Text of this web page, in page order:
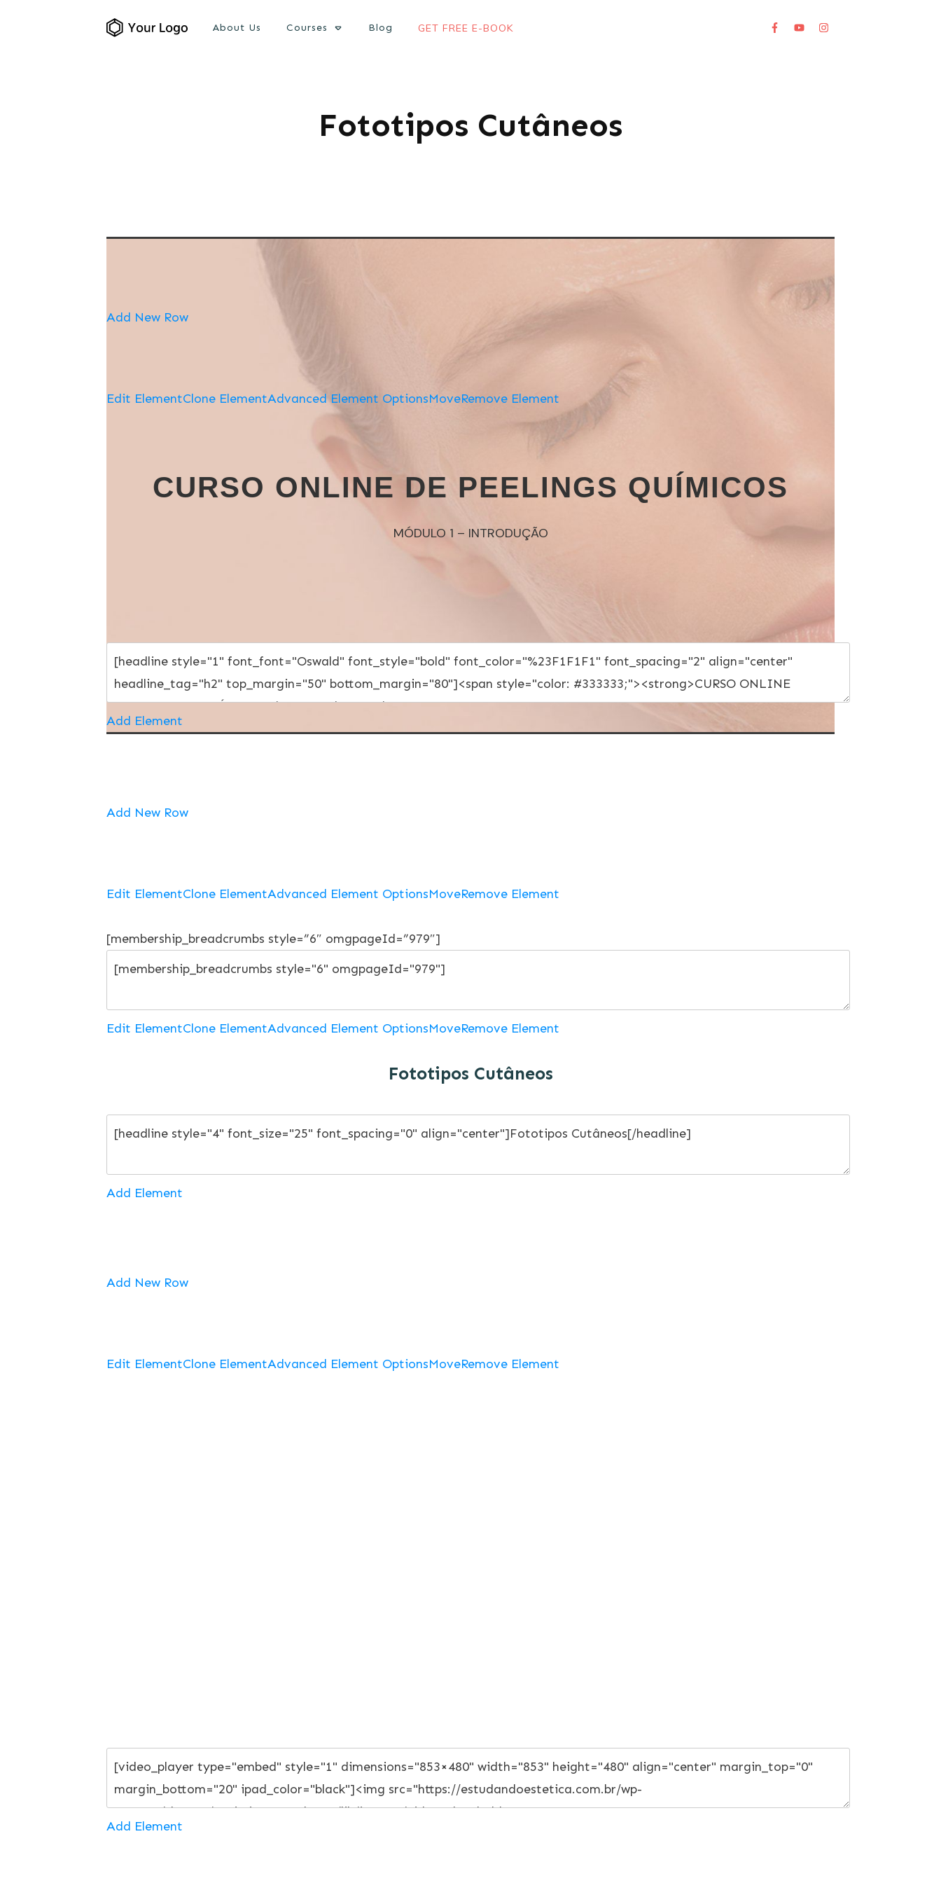
About Us Courses Blog GET FREE E-BOOK
Fototipos Cutâneos
Add New Row
Edit ElementClone ElementAdvanced Element OptionsMoveRemove Element
CURSO ONLINE DE PEELINGS QUÍMICOS
MÓDULO 1 – INTRODUÇÃO
Add Element
Add New Row
Edit ElementClone ElementAdvanced Element OptionsMoveRemove Element
[membership_breadcrumbs style=”6″ omgpageId=”979″]
Edit ElementClone ElementAdvanced Element OptionsMoveRemove Element
Fototipos Cutâneos
Add Element
Add New Row
Edit ElementClone ElementAdvanced Element OptionsMoveRemove Element
Add Element